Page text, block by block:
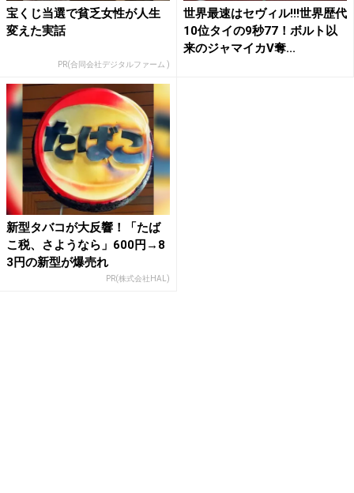
宝くじ当選で貧乏女性が人生
変えた実話
PR(合同会社デジタルファーム )
世界最速はセヴィル!!!世界歴代
10位タイの9秒77！ボルト以
来のジャマイカV奪...
新型タバコが大反響！「たば
こ税、さようなら」600円→8
3円の新型が爆売れ
PR(株式会社HAL)